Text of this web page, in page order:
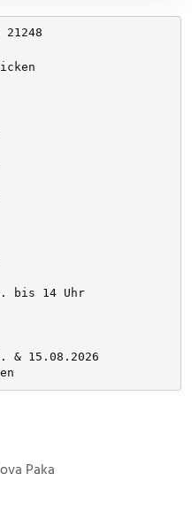
bis 14 Uhr
& 15.08.2026
Paka